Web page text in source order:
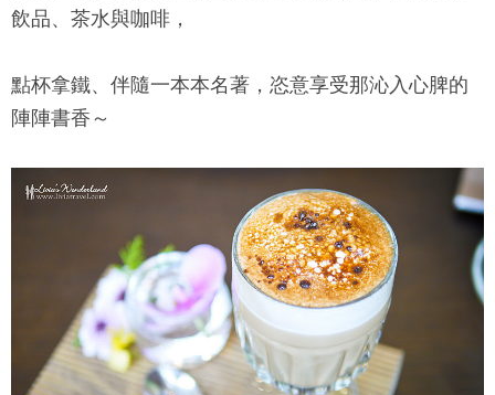
飲品、茶水與咖啡，
點杯拿鐵、伴隨一本本名著，恣意享受那沁入心脾的
陣陣書香～